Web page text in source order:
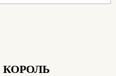
КОРОЛЬ